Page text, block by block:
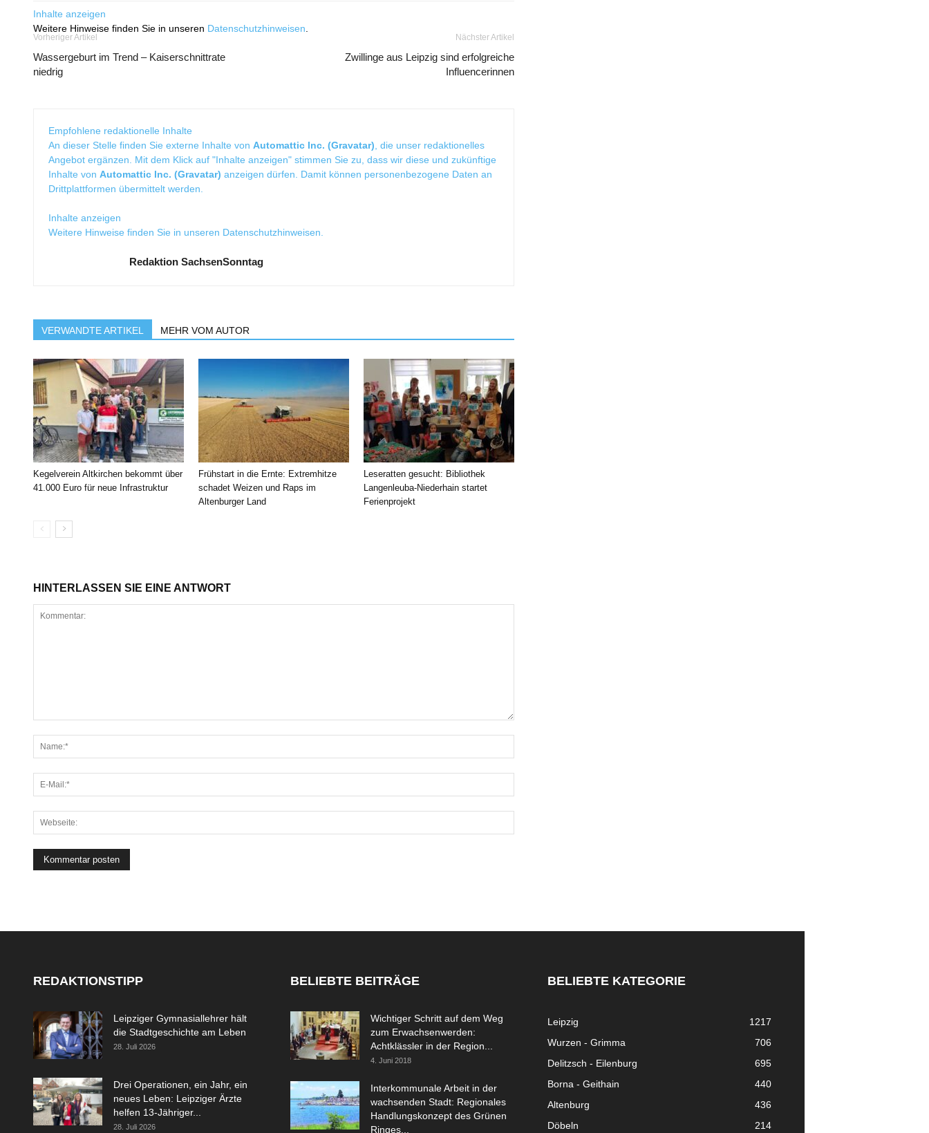
Inhalte anzeigen
Weitere Hinweise finden Sie in unseren Datenschutzhinweisen
Vorheriger Artikel
Wassergeburt im Trend – Kaiserschnittrate
niedrig
Nächster Artikel
Zwillinge aus Leipzig sind erfolgreiche
Influencerinnen
Empfohlene redaktionelle Inhalte
An dieser Stelle finden Sie externe Inhalte von Automattic Inc. (Gravatar) , die unser redaktionelles
Angebot ergänzen. Mit dem Klick auf "Inhalte anzeigen" stimmen Sie zu, dass wir diese und zukünftige
Inhalte von Automattic Inc. (Gravatar) anzeigen dürfen. Damit können personenbezogene Daten an
Drittplattformen übermittelt werden.
Inhalte anzeigen
Weitere Hinweise finden Sie in unseren Datenschutzhinweisen
Redaktion SachsenSonntag
VERWANDTE ARTIKEL MEHR VOM AUTOR
Kegelverein Altkirchen bekommt über
41.000 Euro für neue Infrastruktur
Frühstart in die Ernte: Extremhitze
schadet Weizen und Raps im
Altenburger Land
Leseratten gesucht: Bibliothek
Langenleuba-Niederhain startet
Ferienprojekt
HINTERLASSEN SIE EINE ANTWORT
REDAKTIONSTIPP
Leipziger Gymnasiallehrer hält
die Stadtgeschichte am Leben
28. Juli 2026
Drei Operationen, ein Jahr, ein
neues Leben: Leipziger Ärzte
helfen 13-Jähriger...
28. Juli 2026
BELIEBTE BEITRÄGE
Wichtiger Schritt auf dem Weg
zum Erwachsenwerden:
Achtklässler in der Region...
4. Juni 2018
Interkommunale Arbeit in der
wachsenden Stadt: Regionales
Handlungskonzept des Grünen
Ringes...
BELIEBTE KATEGORIE
Leipzig
1217
Wurzen - Grimma
706
Delitzsch - Eilenburg
695
Borna - Geithain
440
Altenburg
436
Döbeln
214